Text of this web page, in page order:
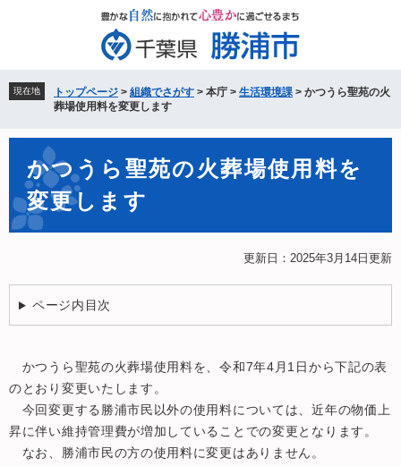
先
頭
す。
を
飛
し
現在地 トップページ > 組織でさがす > 本庁 > 生活環境課 > かつうら聖苑の火
葬場使用料を変更します
かつうら聖苑の火葬場使用料を
変更します
更新日：2025年3月14日更新
ページ内目次
かつうら聖苑の火葬場使用料を、令和7年4月1日から下記の表
のとおり変更いたします。
今回変更する勝浦市民以外の使用料については、近年の物価上
昇に伴い維持管理費が増加していることでの変更となります。
なお、勝浦市民の方の使用料に変更はありません。